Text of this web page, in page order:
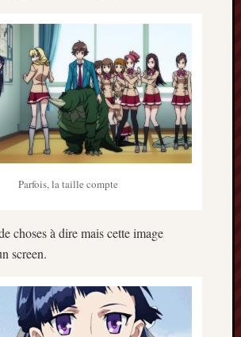
Parfois, la taille compte
choses à dire mais cette image
screen.